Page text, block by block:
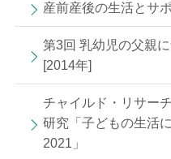
産前産後の生活とサ
第3回 乳幼児の父親
[2014年]
チャイルド・リサー
研究「子どもの生活
2021」